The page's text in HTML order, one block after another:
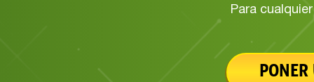
Para